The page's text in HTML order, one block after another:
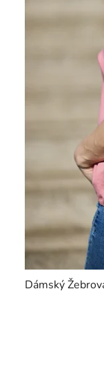
Dámský